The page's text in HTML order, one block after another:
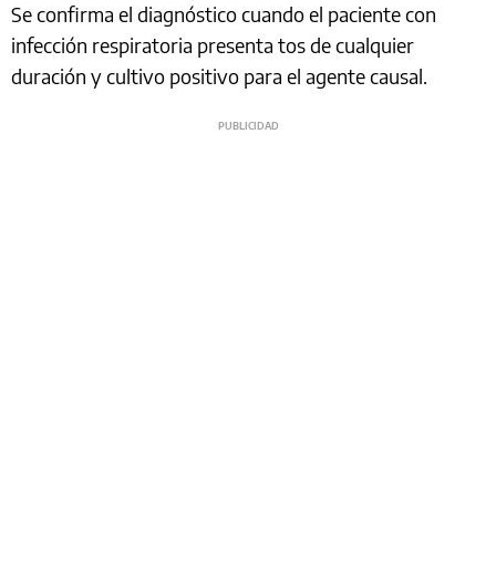
Se confirma el diagnóstico cuando el paciente con
infección respiratoria presenta tos de cualquier
duración y cultivo positivo para el agente causal.